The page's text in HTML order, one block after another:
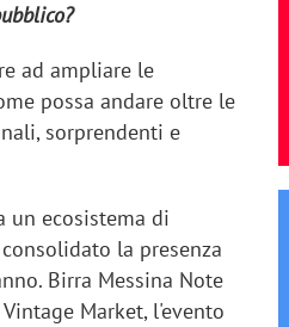
ad ampliare le
possa andare oltre le
sorprendenti e
un ecosistema di
la presenza
Birra Messina Note
Market, l'evento